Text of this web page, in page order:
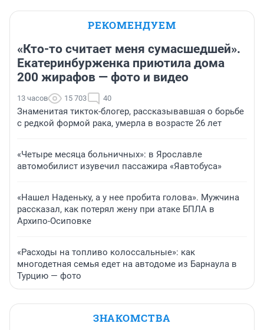
РЕКОМЕНДУЕМ
«Кто-то считает меня сумасшедшей».
Екатеринбурженка приютила дома
200 жирафов — фото и видео
13 часов 15 703 40
Знаменитая тикток-блогер, рассказывавшая о борьбе
с редкой формой рака, умерла в возрасте 26 лет
«Четыре месяца больничных»: в Ярославле
автомобилист изувечил пассажира «Яавтобуса»
«Нашел Наденьку, а у нее пробита голова». Мужчина
рассказал, как потерял жену при атаке БПЛА в
Архипо-Осиповке
«Расходы на топливо колоссальные»: как
многодетная семья едет на автодоме из Барнаула в
Турцию — фото
ЗНАКОМСТВА